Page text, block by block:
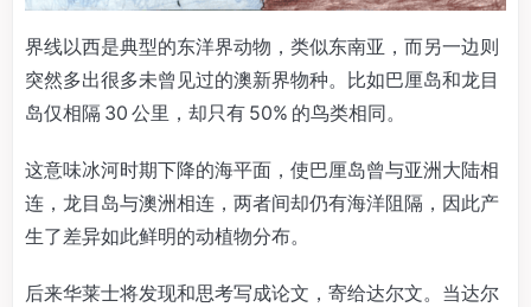
界线以西是典型的东洋界动物，类似东南亚，而另一边则
突然多出很多未曾见过的澳新界物种。比如巴厘岛和龙目
岛仅相隔 30 公里，却只有 50% 的鸟类相同。
这意味冰河时期下降的海平面，使巴厘岛曾与亚洲大陆相
连，龙目岛与澳洲相连，两者间却仍有海洋阻隔，因此产
生了差异如此鲜明的动植物分布。
后来华莱士将发现和思考写成论文，寄给达尔文。当达尔